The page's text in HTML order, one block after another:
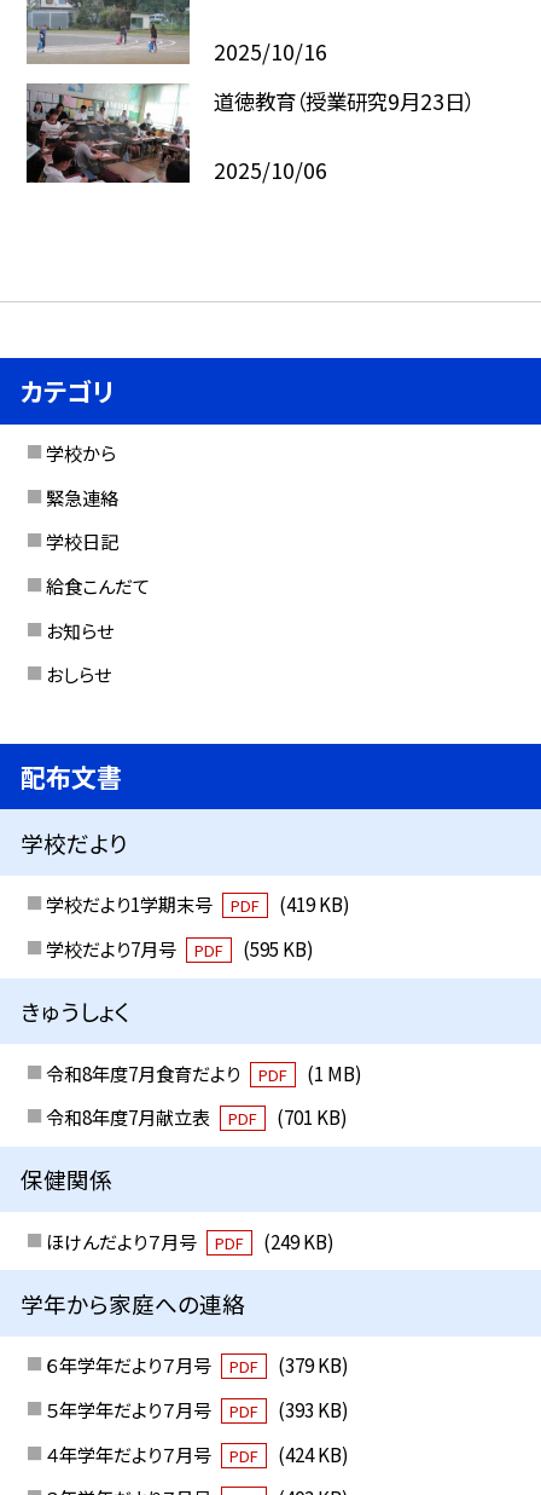
2025/10/16
道徳教育（授業研究9月23日）
2025/10/06
カテゴリ
学校から
緊急連絡
学校日記
給食こんだて
お知らせ
おしらせ
配布文書
学校だより
学校だより1学期末号 PDF
(419 KB)
学校だより7月号
PDF (595 KB)
きゅうしょく
令和8年度7月食育だより PDF
(1 MB)
令和8年度7月献立表
PDF (701 KB)
保健関係
ほけんだより７月号 PDF (249 KB)
学年から家庭への連絡
６年学年だより７月号 PDF
(379 KB)
５年学年だより７月号
PDF
(393 KB)
４年学年だより７月号
PDF
(424 KB)